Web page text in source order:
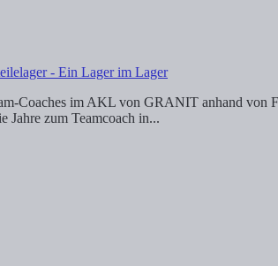
- Ein Lager im Lager
Coaches im AKL von GRANIT anhand von
Jahre zum Teamcoach in...